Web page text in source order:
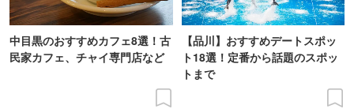
中目黒のおすすめカフェ8選！古
民家カフェ、チャイ専門店など
【品川】おすすめデートスポッ
ト18選！定番から話題のスポッ
トまで